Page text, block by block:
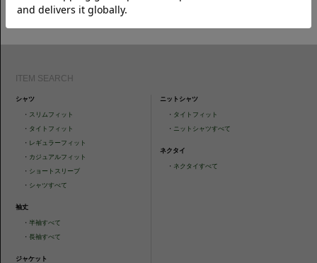
CAMICIANISTAの最新情報、スタイル提案などをおしらせします。是非フ
ITEM SEARCH
シャツ
・ スリムフィット
・ タイトフィット
・ レギュラーフィット
・ カジュアルフィット
・ ショートスリーブ
・ シャツすべて
袖丈
・半袖すべて
・長袖すべて
ジャケット
ニットシャツ
・ タイトフィット
・ ニットシャツすべて
ネクタイ
・ ネクタイすべて